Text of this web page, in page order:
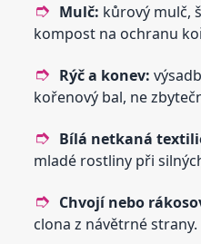
Mulč: kůrový mulč,
kompost na ochranu
Rýč a konev:
kořenový bal, ne
Bílá netkaná
mladé rostliny při
Chvojí nebo
clona z návětrné strany.